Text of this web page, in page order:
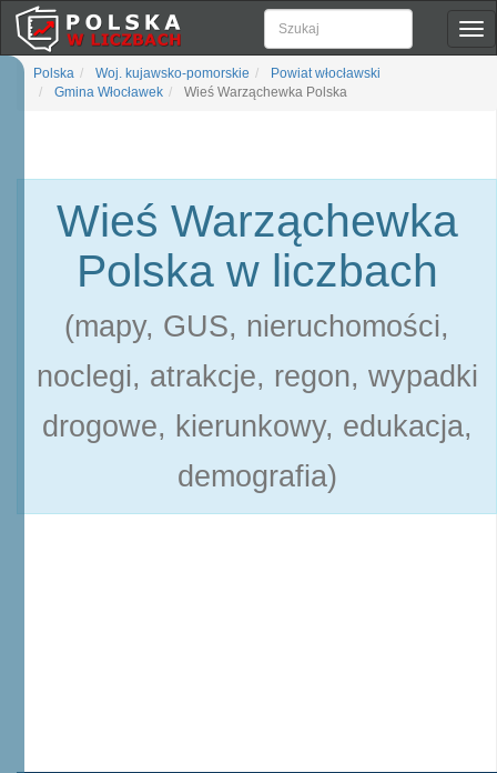
Polska Woj. kujawsko-pomorskie
Powiat włocławski
Gmina Włocławek
Wieś Warząchewka Polska
Wieś Warząchewka
Polska w liczbach
(mapy, GUS, nieruchomości,
noclegi, atrakcje, regon, wypadki
drogowe, kierunkowy, edukacja,
demografia)